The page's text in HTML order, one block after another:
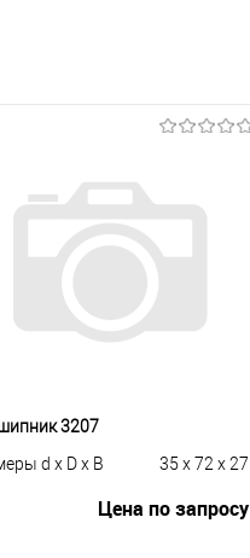
3207
d x D x B
35 x 72 x 27
Цена по запросу